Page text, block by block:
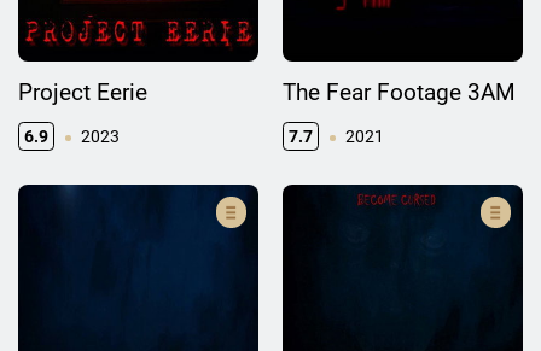
Project Eerie
6.9 2023
The Fear Footage 3AM
7.7 2021